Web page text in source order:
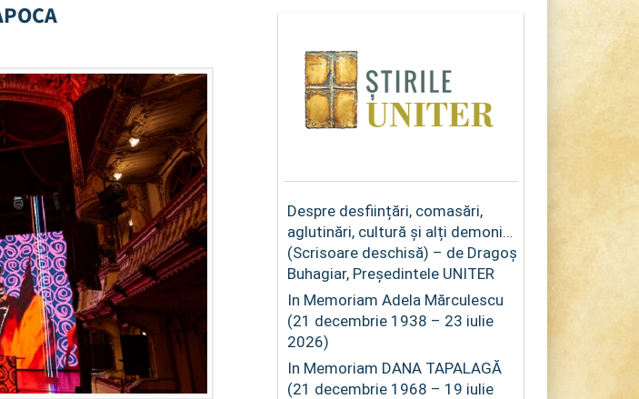
Despre desființări, comasări,
aglutinări, cultură și alți demoni…
(Scrisoare deschisă) – de Dragoș
Buhagiar, Președintele UNITER
In Memoriam Adela Mărculescu
(21 decembrie 1938 – 23 iulie
2026)
In Memoriam DANA TAPALAGĂ
(21 decembrie 1968 – 19 iulie